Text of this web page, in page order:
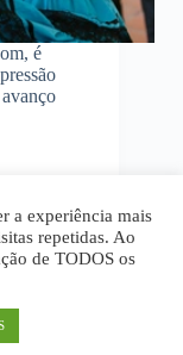
é
site.
a experiência mais
repetidas. Ao
de TODOS os